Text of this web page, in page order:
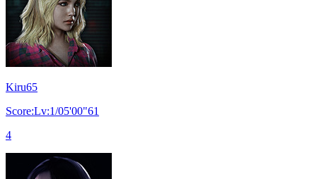
Kiru65
Score:Lv:1/05'00"61
4